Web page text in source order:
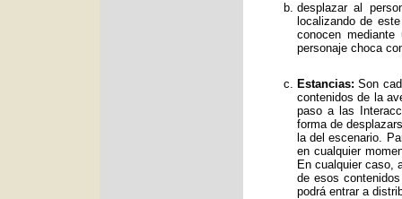
desplazar al
localizando de
conocen
personaje choca
Estancias: Son
contenidos de la
paso a las
forma de
la del escenario.
en cualquier
En cualquier caso,
de esos
podrá entrar a